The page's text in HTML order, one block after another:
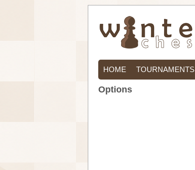
HOME TOURNAMENTS
Options